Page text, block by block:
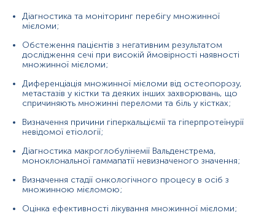
інші В-клітинні новоутворення, такі як хронічний
лімфолейкоз;
лімфома;
макроглобулінемія Вальденстрема;
синдром Фанконі.
Хибнопозитивний:
захворювання сполучної тканини, такі як
ревматоїдний артрит, системний червоний
вовчак, склеродермія, гранулематоз Вегнера та
поліміозит;
Діагностика та моніторинг перебігу множинної
мієломи;
Обстеження пацієнтів з негативним результатом
дослідження сечі при високій ймовірності наявності
множинної мієломи;
Диференціація множинної мієломи від остеопорозу,
метастазів у кістки та деяких інших захворювань, що
спричиняють множинні переломи та біль у кістках;
Визначення причини гіперкальціємії та гіперпротеїнурії
невідомої етіології;
Діагностика макроглобулінемії Вальденстрема,
моноклональної гаммапатії невизначеного значення;
Визначення стадії онкологічного процесу в осіб з
множинною мієломою;
Оцінка ефективності лікування множинної мієломи;